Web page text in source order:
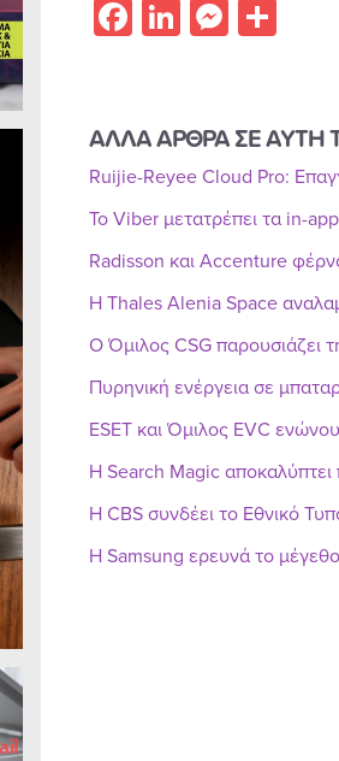
Facebook
LinkedIn
ΑΛΛΑ ΑΡΘΡΑ ΣΕ ΑΥΤΗ
Ruijie-Reyee Cloud Pro:
Το Viber μετατρέπει τα in-
Radisson και Accenture
Η Thales Alenia Space
Ο Όμιλος CSG παρουσιάζει
Πυρηνική ενέργεια σε
ESET και Όμιλος EVC
Η Search Magic αποκαλύπτει
Η CBS συνδέει το Εθνικό
Η Samsung ερευνά το